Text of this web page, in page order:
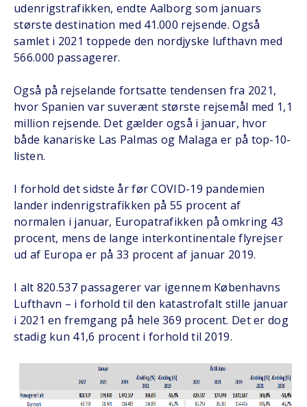
udenrigstrafikken, endte Aalborg som januars
største destination med 41.000 rejsende. Også
samlet i 2021 toppede den nordjyske lufthavn med
566.000 passagerer.
Også på rejselande fortsatte tendensen fra 2021,
hvor Spanien var suverænt største rejsemål med 1,1
million rejsende. Det gælder også i januar, hvor
både kanariske Las Palmas og Malaga er på top-10-
listen.
I forhold det sidste år før COVID-19 pandemien
lander indenrigstrafikken på 55 procent af
normalen i januar, Europatrafikken på omkring 43
procent, mens de lange interkontinentale flyrejser
ud af Europa er på 33 procent af januar 2019.
I alt 820.537 passagerer var igennem Københavns
Lufthavn – i forhold til den katastrofalt stille januar
i 2021 en fremgang på hele 369 procent. Det er dog
stadig kun 41,6 procent i forhold til 2019.